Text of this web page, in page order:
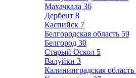
Махачкала 36
Дербент 8
Каспийск 7
Белгородская область 59
Белгород 30
Старый Оскол 5
Валуйки 3
Калининградская область